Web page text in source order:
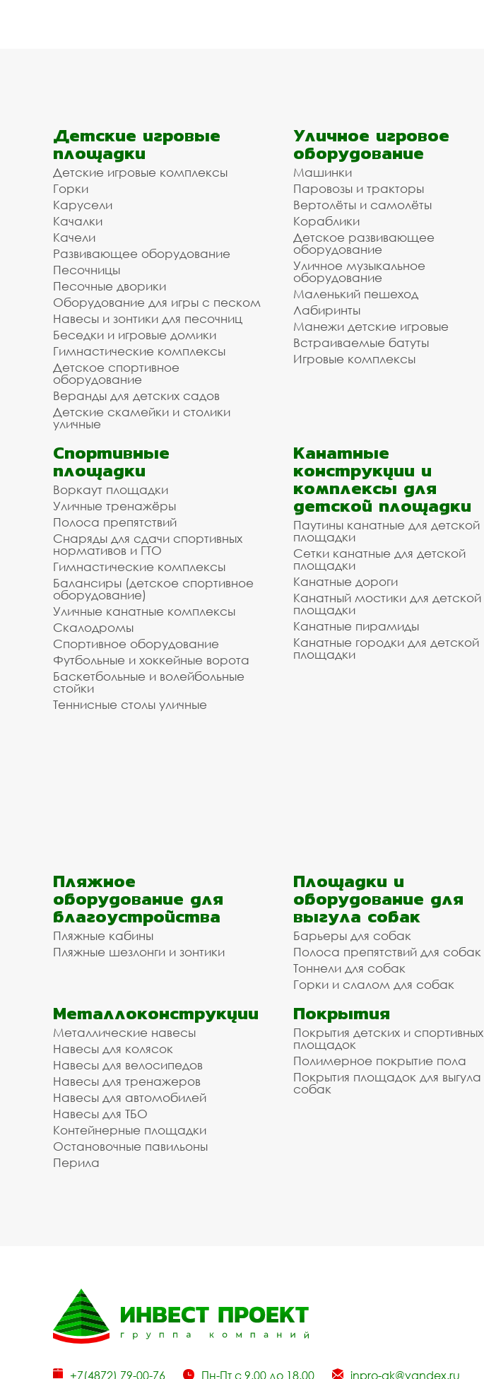
Детские игровые
площадки
Детские игровые комплексы
Горки
Карусели
Качалки
Качели
Развивающее оборудование
Песочницы
Песочные дворики
Оборудование для игры с песком
Навесы и зонтики для песочниц
Беседки и игровые домики
Гимнастические комплексы
Детское спортивное
оборудование
Веранды для детских садов
Детские скамейки и столики
уличные
Уличное игровое
оборудование
Машинки
Паровозы и тракторы
Вертолёты и самолёты
Кораблики
Детское развивающее
оборудование
Уличное музыкальное
оборудование
Маленький пешеход
Лабиринты
Манежи детские игровые
Встраиваемые батуты
Игровые комплексы
Спортивные
площадки
Воркаут площадки
Уличные тренажёры
Полоса препятствий
Снаряды для сдачи спортивных
нормативов и ГТО
Гимнастические комплексы
Балансиры (детское спортивное
оборудование)
Уличные канатные комплексы
Скалодромы
Спортивное оборудование
Футбольные и хоккейные ворота
Баскетбольные и волейбольные
стойки
Теннисные столы уличные
Канатные
конструкции и
комплексы для
детской площадки
Паутины канатные для детской
площадки
Сетки канатные для детской
площадки
Канатные дороги
Канатный мостики для детской
площадки
Канатные пирамиды
Канатные городки для детской
площадки
Пляжное
оборудование для
благоустройства
Пляжные кабины
Пляжные шезлонги и зонтики
Площадки и
оборудование для
выгула собак
Барьеры для собак
Полоса препятствий для собак
Тоннели для собак
Горки и слалом для собак
Металлоконструкции
Металлические навесы
Навесы для колясок
Навесы для велосипедов
Навесы для тренажеров
Навесы для автомобилей
Навесы для ТБО
Контейнерные площадки
Остановочные павильоны
Перила
Покрытия
Покрытия детских и спортивных
площадок
Полимерное покрытие пола
Покрытия площадок для выгула
собак
+7(4872) 79-00-76 Пн-Пт с 9.00 до 18.00 inpro-gk@yandex.ru